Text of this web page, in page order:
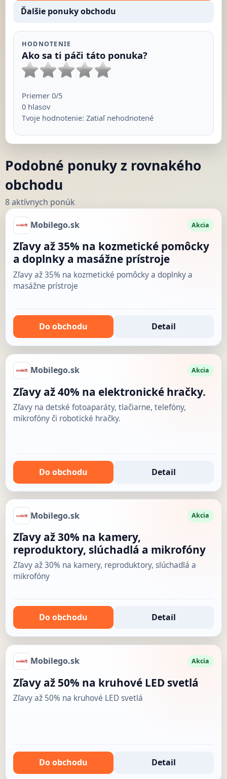
Ďalšie ponuky obchodu
HODNOTENIE
Ako sa ti páči táto ponuka?
Priemer 0/5
0hlasov
Tvoje hodnotenie: Zatiaľ nehodnotené
Podobné ponuky z rovnakého
obchodu
8 aktívnych ponúk
Mobilego.sk Akcia
Zľavy až 35% na kozmetické pomôcky
a doplnky a masážne prístroje
Zľavy až 35% na kozmetické pomôcky a doplnky a
masážne prístroje
Do obchodu Detail
Mobilego.sk Akcia
Zľavy až 40% na elektronické hračky.
Zľavy na detské fotoaparáty, tlačiarne, telefóny,
mikrofóny či robotické hračky.
Do obchodu Detail
Mobilego.sk Akcia
Zľavy až 30% na kamery,
reproduktory, slúchadlá a mikrofóny
Zľavy až 30% na kamery, reproduktory, slúchadlá a
mikrofóny
Do obchodu Detail
Mobilego.sk Akcia
Zľavy až 50% na kruhové LED svetlá
Zľavy až 50% na kruhové LED svetlá
Do obchodu Detail